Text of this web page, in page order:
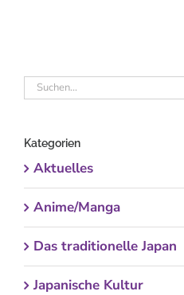
Suche
Kategorien
Aktuelles
Anime/Manga
Das traditionelle Japan
Japanische Kultur